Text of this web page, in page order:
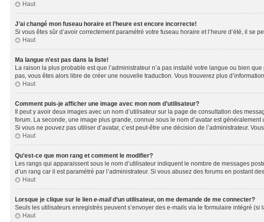
Haut
J’ai changé mon fuseau horaire et l’heure est encore incorrecte!
Si vous êtes sûr d’avoir correctement paramétré votre fuseau horaire et l’heure d’été, il se
Haut
Ma langue n’est pas dans la liste!
La raison la plus probable est que l’administrateur n’a pas installé votre langue ou bien
pas, vous êtes alors libre de créer une nouvelle traduction. Vous trouverez plus
Haut
Comment puis-je afficher une image avec mon nom d’utilisateur?
Il peut y avoir deux images avec un nom d’utilisateur sur la page de consultation des
forum. La seconde, une image plus grande, connue sous le nom d’avatar est
Si vous ne pouvez pas utiliser d’avatar, c’est peut-être une décision de l’administrateur.
Haut
Qu’est-ce que mon rang et comment le modifier?
Les rangs qui apparaissent sous le nom d’utilisateur indiquent le nombre de messages
d’un rang car il est paramétré par l’administrateur. Si vous abusez des forums en postant
Haut
Lorsque je clique sur le lien e-maild’un utilisateur, on me demande de me connecter?
Seuls les utilisateurs enregistrés peuvent s’envoyer des e-mails via le formulaire intégré
Haut